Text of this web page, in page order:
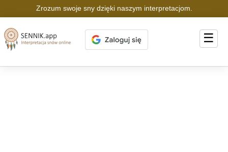
Zrozum swoje sny dzięki naszym interpretacjom.
☰